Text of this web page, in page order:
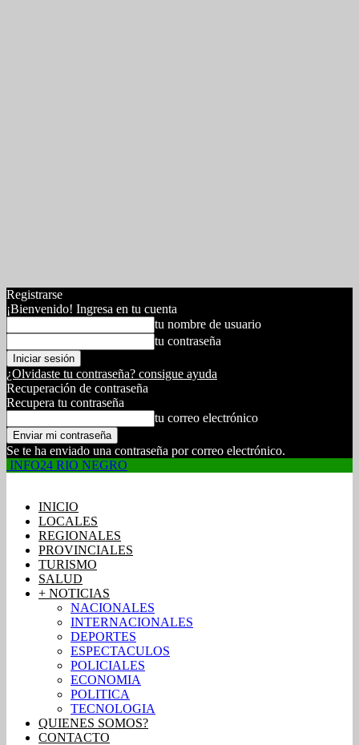
Registrarse
¡Bienvenido! Ingresa en tu cuenta
tu nombre de usuario
tu contraseña
¿Olvidaste tu contraseña? consigue ayuda
Recuperación de contraseña
Recupera tu contraseña
tu correo electrónico
Se te ha enviado una contraseña por correo electrónico.
INFO24 RIO NEGRO
INICIO
LOCALES
REGIONALES
PROVINCIALES
TURISMO
SALUD
+ NOTICIAS
NACIONALES
INTERNACIONALES
DEPORTES
ESPECTACULOS
POLICIALES
ECONOMIA
POLITICA
TECNOLOGIA
QUIENES SOMOS?
CONTACTO